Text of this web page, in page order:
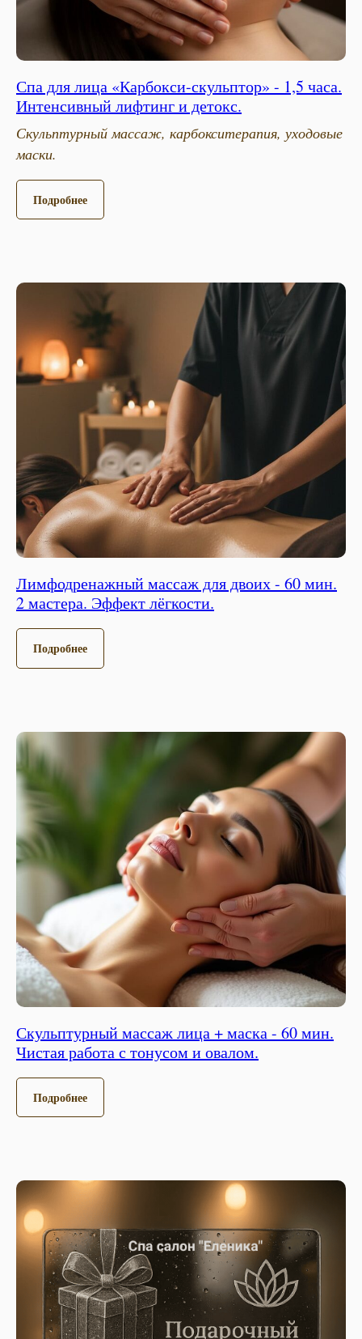
Спа для лица «Карбокси-скульптор» - 1,5 часа.
Интенсивный лифтинг и детокс.
Скульптурный массаж, карбокситерапия, уходовые
маски.
Подробнее
Лимфодренажный массаж для двоих - 60 мин.
2 мастера. Эффект лёгкости.
Подробнее
Скульптурный массаж лица + маска - 60 мин.
Чистая работа с тонусом и овалом.
Подробнее